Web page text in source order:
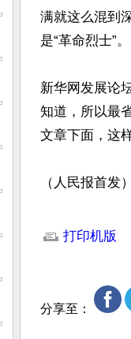
满就这么混到
是“革命烈士”。
新华网发展论
知道，所以最
文章下面，这
（人民报首发
打印机版
分享至：